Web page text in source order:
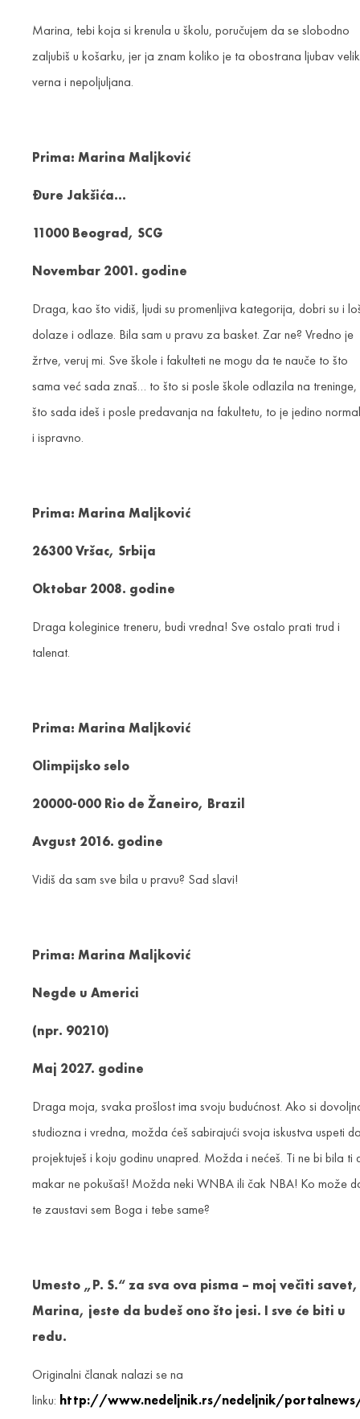
Marina, tebi koja si krenula u školu, poručujem da se slobodno
zaljubiš u košarku, jer ja znam koliko je ta obostrana ljubav
verna i nepoljuljana.
Prima: Marina Maljković
Đure Jakšića…
11000 Beograd, SCG
Novembar 2001. godine
Draga, kao što vidiš, ljudi su promenljiva kategorija, dobri su i
dolaze i odlaze. Bila sam u pravu za basket. Zar ne? Vredno je
žrtve, veruj mi. Sve škole i fakulteti ne mogu da te nauče to što
sama već sada znaš… to što si posle škole odlazila na
što sada ideš i posle predavanja na fakultetu, to je jedino
i ispravno.
Prima: Marina Maljković
26300 Vršac, Srbija
Oktobar 2008. godine
Draga koleginice treneru, budi vredna! Sve ostalo prati trud i
talenat.
Prima: Marina Maljković
Olimpijsko selo
20000-000 Rio de Žaneiro, Brazil
Avgust 2016. godine
Vidiš da sam sve bila u pravu? Sad slavi!
Prima: Marina Maljković
Negde u Americi
(npr. 90210)
Maj 2027. godine
Draga moja, svaka prošlost ima svoju budućnost. Ako si
studiozna i vredna, možda ćeš sabirajući svoja iskustva uspeti
projektuješ i koju godinu unapred. Možda i nećeš. Ti ne bi bila ti
makar ne pokušaš! Možda neki WNBA ili čak NBA! Ko može
te zaustavi sem Boga i tebe same?
Umesto „P. S.“ za sva ova pisma – moj večiti savet,
Marina, jeste da budeš ono što jesi. I sve će biti u
redu.
Originalni članak nalazi se na
linku: http://www.nedeljnik.rs/nedeljnik/